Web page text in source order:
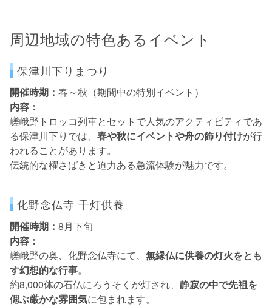
周辺地域の特色あるイベント
保津川下りまつり
開催時期： 春～秋（期間中の特別イベント）
内容：
嵯峨野トロッコ列車とセットで人気のアクティビティであ
る保津川下りでは、 春や秋にイベントや舟の飾り付けが行
われることがあります。
伝統的な櫂さばきと迫力ある急流体験が魅力です。
化野念仏寺 千灯供養
開催時期： 8月下旬
内容：
嵯峨野の奥、化野念仏寺にて、 無縁仏に供養の灯火をとも
す幻想的な行事。
約8,000体の石仏にろうそくが灯され、 静寂の中で先祖を
偲ぶ厳かな雰囲気に包まれます。